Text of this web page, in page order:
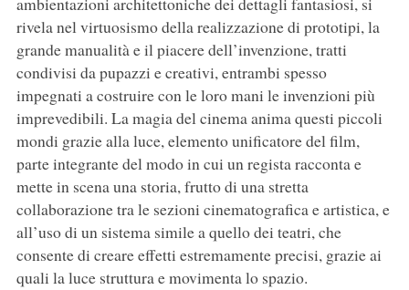
rivela nel virtuosismo della realizzazione di prototipi, la
grande manualità e il piacere dell’invenzione, tratti
condivisi da pupazzi e creativi, entrambi spesso
impegnati a costruire con le loro mani le invenzioni più
imprevedibili. La magia del cinema anima questi piccoli
mondi grazie alla luce, elemento unificatore del film,
parte integrante del modo in cui un regista racconta e
mette in scena una storia, frutto di una stretta
collaborazione tra le sezioni cinematografica e artistica, e
all’uso di un sistema simile a quello dei teatri, che
consente di creare effetti estremamente precisi, grazie ai
quali la luce struttura e movimenta lo spazio.